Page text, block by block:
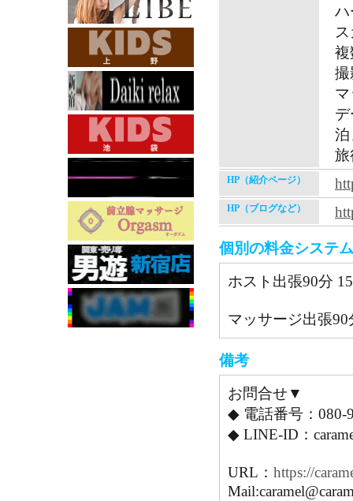
ハ
複
撮
泊
旅
HP（紹介ページ）
HP（ブログなど）
個別の料金システ
ホスト出張90分
マッサージ出張90
備考
お問合せ▼
◆ 電話番号：080-
◆ LINE-ID：
URL： https://